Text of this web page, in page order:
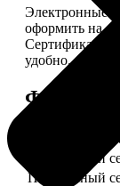
Электронные
оформить на
Сертификат
удобно.
Подарочный
Подарочный